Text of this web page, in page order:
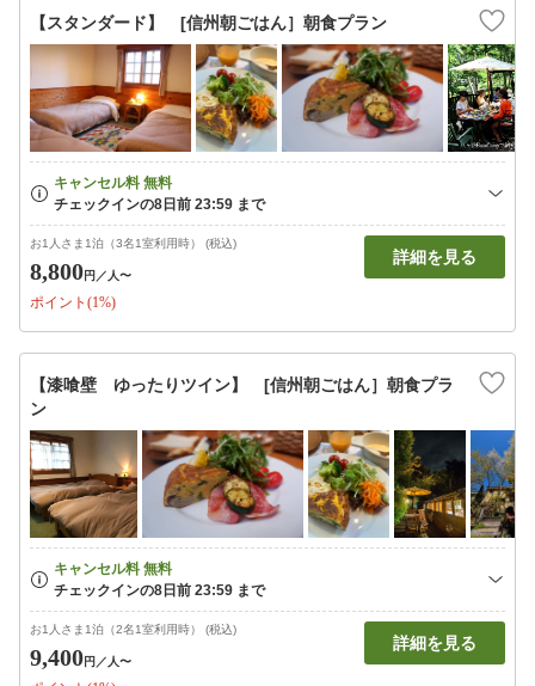
【スタンダード】 [信州朝ごはん］朝食プラン
お1人さま1泊（3名1室利用時） (税込)
8,800円 ／人〜
ポイント(1%)
詳細を見る
【漆喰壁 ゆったりツイン】 [信州朝ごはん］朝食プラ
ン
お1人さま1泊（2名1室利用時） (税込)
9,400円 ／人〜
詳細を見る